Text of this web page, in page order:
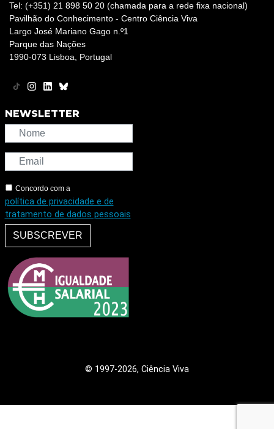
Tel: (+351) 21 898 50 20 (chamada para a rede fixa nacional)
Pavilhão do Conhecimento - Centro Ciência Viva
Largo José Mariano Gago n.º1
Parque das Nações
1990-073 Lisboa, Portugal
NEWSLETTER
Concordo com a
política de privacidade e de
tratamento de dados pessoais
SUBSCREVER
© 1997-2026, Ciência Viva